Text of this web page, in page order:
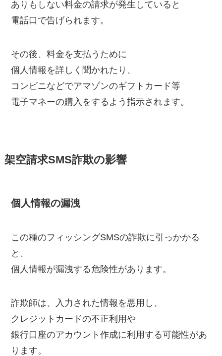
ありもしない料金の請求が発生していると
電話口で告げられます。
その後、料金を支払うために
個人情報を詳しく聞かれたり、
コンビニなどでアマゾンのギフトカード等
電子マネーの購入をするよう指示されます。
架空請求SMS詐欺の影響
個人情報の漏洩
この種のフィッシングSMSの詐欺に引っかかる
と、
個人情報が漏洩する危険性があります。
詐欺師は、入力された情報を悪用し、
クレジットカードの不正利用や
銀行口座のアカウント作成に利用する可能性があ
ります。